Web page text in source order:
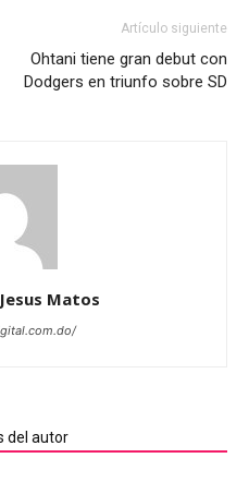
Artículo siguiente
Ohtani tiene gran debut con
Dodgers en triunfo sobre SD
Matos
del autor